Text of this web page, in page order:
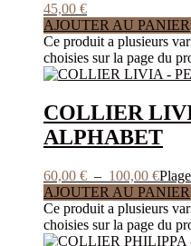
45,00 €
AJOUTER AU PANIER
Ce produit a plusieurs
choisies sur la page du
COLLIER
ALPHABET
60,00 € – 100,00 €
AJOUTER AU PANIER
Ce produit a plusieurs
choisies sur la page du